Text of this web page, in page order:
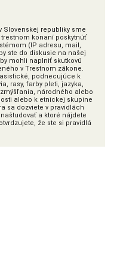
Slovenskej republiky sme
konaní poskytnúť
(IP adresu, mail,
ste do diskusie na našej
mohli naplniť skutkovú
v Trestnom zákone.
podnecujúce k
rasy, farby pleti, jazyka,
národného alebo
alebo k etnickej skupine
sa dozviete v pravidlách
a ktoré nájdete
že ste si pravidlá